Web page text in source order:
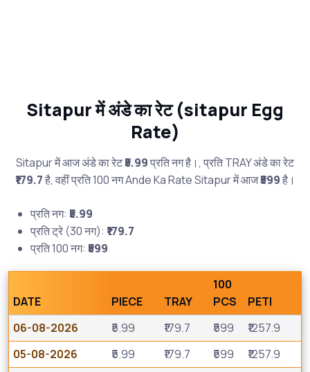
Sitapur में अंडे का रेट (sitapur Egg
Rate)
Sitapur में आज अंडे का रेट₹5.99प्रति नग है।, प्रति TRAY अंडे का रेट
₹179.7है, वहीं प्रति 100 नग Ande Ka Rate Sitapur में आज₹599है।
प्रति नग: ₹5.99
प्रति ट्रे (30 नग): ₹179.7
प्रति 100 नग: ₹599
DATE PIECE TRAY
100
PCS
PETI
06-08-2026
₹5.99 ₹179.7 ₹599
₹1257.9
05-08-2026
₹5.99 ₹179.7 ₹599
₹1257.9